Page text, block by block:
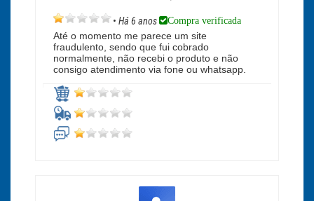
• Há 6 anos Compra verificada
Até o momento me parece um site
fraudulento, sendo que fui cobrado
normalmente, não recebi o produto e não
consigo atendimento via fone ou whatsapp.